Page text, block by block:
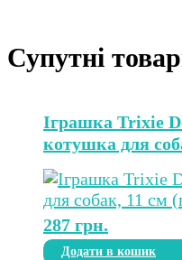
Супутні
Іграшка Trixie
котушка для
287 грн.
Додати в кошик